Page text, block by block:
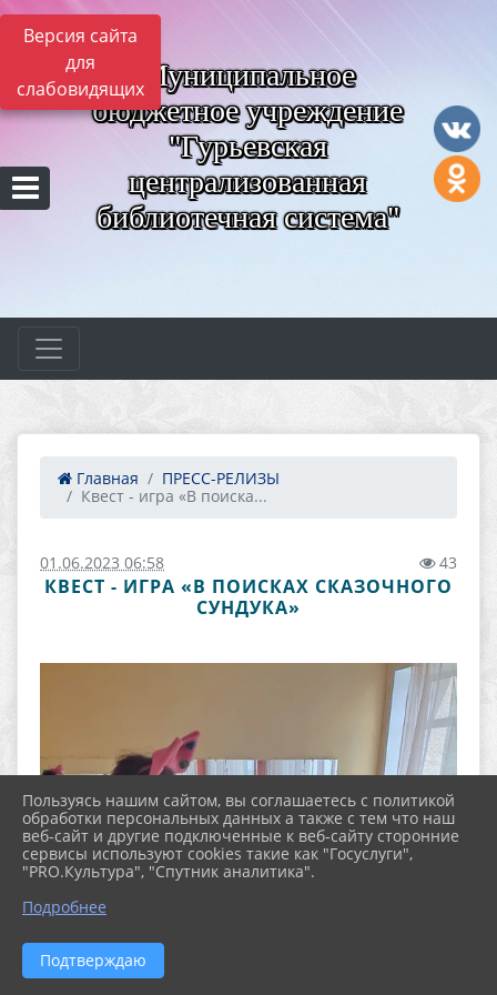
Версия сайта
для
слабовидящих Муниципальное
бюджетное учреждение
"Гурьевская
централизованная
библиотечная система"
Главная
ПРЕСС-РЕЛИЗЫ
Квест - игра «В поиска...
01.06.2023 06:58 43
КВЕСТ - ИГРА «В ПОИСКАХ СКАЗОЧНОГО
СУНДУКА»
Пользуясь нашим сайтом, вы соглашаетесь с политикой
обработки персональных данных а также с тем что наш
веб-сайт и другие подключенные к веб-сайту сторонние
сервисы используют cookies такие как "Госуслуги",
"PRO.Культура", "Спутник аналитика".
Подробнее
Подтверждаю